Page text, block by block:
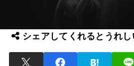
シェアしてくれるとうれし